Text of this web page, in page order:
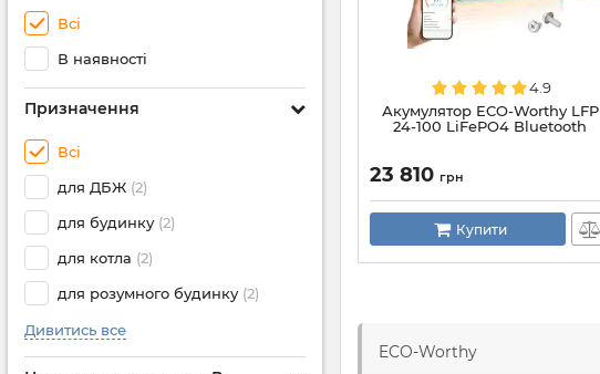
Всі
В наявності
Призначення
Всі
для ДБЖ (2)
для будинку (2)
для котла (2)
для розумного будинку (2)
Дивитись все
4.9
Акумулятор ECO-Worthy LFP
24-100 LiFePO4 Bluetooth
23 810 грн
Купити
ECO-Worthy